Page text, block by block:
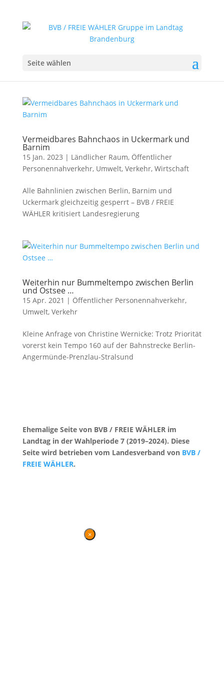
Seite wählen
Vermeidbares Bahnchaos in Uckermark und
Barnim
15 Jan. 2023 | Ländlicher Raum, Öffentlicher
Personennahverkehr, Umwelt, Verkehr, Wirtschaft
Alle Bahnlinien zwischen Berlin, Barnim und
Uckermark gleichzeitig gesperrt – BVB / FREIE
WÄHLER kritisiert Landesregierung
Weiterhin nur Bummeltempo zwischen Berlin
und Ostsee …
15 Apr. 2021 | Öffentlicher Personennahverkehr,
Umwelt, Verkehr
Kleine Anfrage von Christine Wernicke: Trotz Priorität
vorerst kein Tempo 160 auf der Bahnstrecke Berlin-
Angermünde-Prenzlau-Stralsund
Ehemalige Seite von BVB / FREIE WÄHLER im
Landtag in der Wahlperiode 7 (2019–2024). Diese
Seite wird betrieben vom Landesverband von BVB /
FREIE WÄHLER.
×